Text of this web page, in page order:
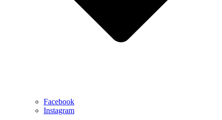
Facebook
Instagram